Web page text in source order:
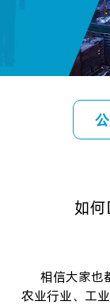
如何
相信大家也
农业行业、工